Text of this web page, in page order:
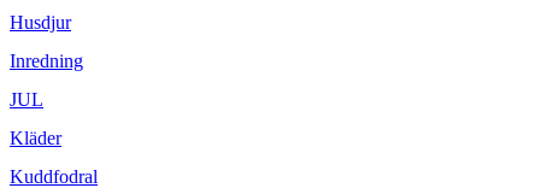
Husdjur
Inredning
JUL
Kläder
Kuddfodral